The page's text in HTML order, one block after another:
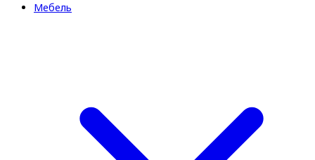
Мебель